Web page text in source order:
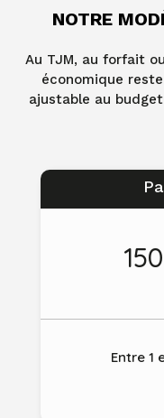
NOTRE
Au TJM, au forfait
économique
ajustable au
Entre 1